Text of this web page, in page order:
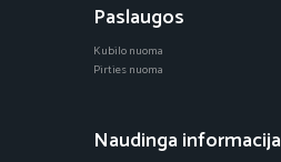
Paslaugos
Kubilo nuoma
Pirties nuoma
Naudinga informacija